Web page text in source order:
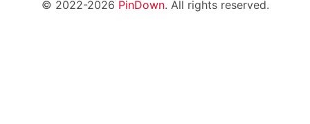
© 2022-2026 PinDown. All rights reserved.